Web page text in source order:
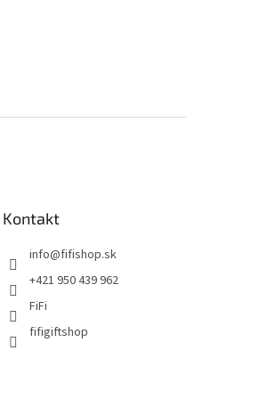
Kontakt
info@fifishop.sk
+421 950 439 962
FiFi
fifigiftshop